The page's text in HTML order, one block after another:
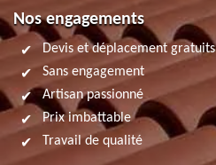
Nos engagements
Devis et déplacement gratuits
Sans engagement
Artisan passionné
Prix imbattable
Travail de qualité